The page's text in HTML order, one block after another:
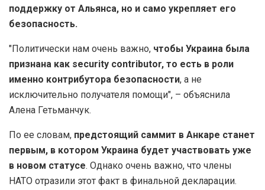
поддержку от Альянса, но и само укрепляет его
безопасность.
"Политически нам очень важно, чтобы Украина была
признана как security contributor, то есть в роли
именно контрибутора безопасности, а не
исключительно получателя помощи", – объяснила
Алена Гетьманчук.
По ее словам, предстоящий саммит в Анкаре станет
первым, в котором Украина будет участвовать уже
в новом статусе. Однако очень важно, что члены
НАТО отразили этот факт в финальной декларации.